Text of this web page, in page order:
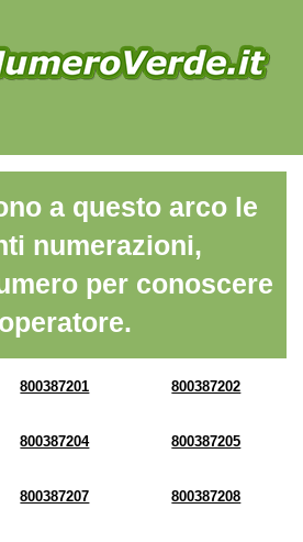
a questo arco le
numerazioni,
per conoscere
800387201 800387202
800387204 800387205
800387207 800387208